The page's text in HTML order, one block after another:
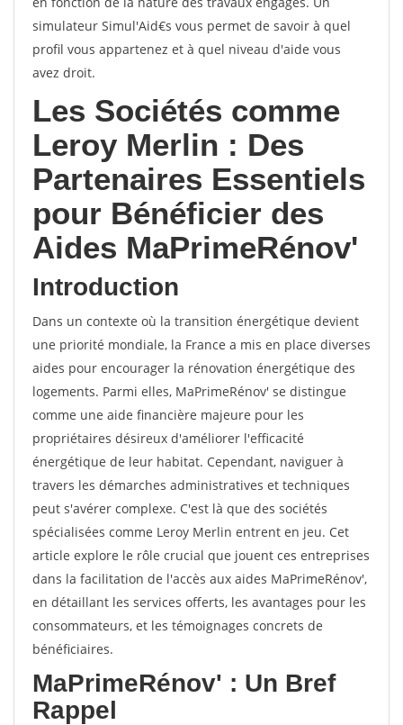
simulateur Simul'Aid€s vous permet de savoir à quel
profil vous appartenez et à quel niveau d'aide vous
avez droit.
Les Sociétés comme
Leroy Merlin : Des
Partenaires Essentiels
pour Bénéficier des
Aides MaPrimeRénov'
Introduction
Dans un contexte où la transition énergétique devient
une priorité mondiale, la France a mis en place diverses
aides pour encourager la rénovation énergétique des
logements. Parmi elles, MaPrimeRénov' se distingue
comme une aide financière majeure pour les
propriétaires désireux d'améliorer l'efficacité
énergétique de leur habitat. Cependant, naviguer à
travers les démarches administratives et techniques
peut s'avérer complexe. C'est là que des sociétés
spécialisées comme Leroy Merlin entrent en jeu. Cet
article explore le rôle crucial que jouent ces entreprises
dans la facilitation de l'accès aux aides MaPrimeRénov',
en détaillant les services offerts, les avantages pour les
consommateurs, et les témoignages concrets de
bénéficiaires.
MaPrimeRénov' : Un Bref
Rappel